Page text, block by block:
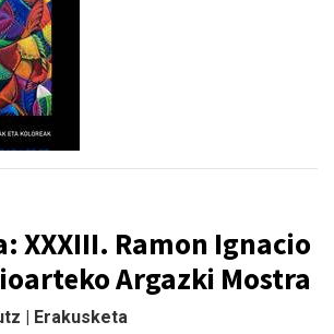
XXXIII. Ramon Ignacio
Argazki Mostra
| Erakusketa